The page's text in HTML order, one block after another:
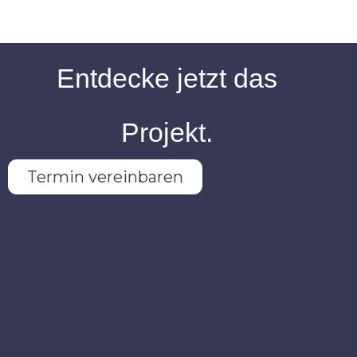
Entdecke jetzt das
Projekt.
Termin vereinbaren